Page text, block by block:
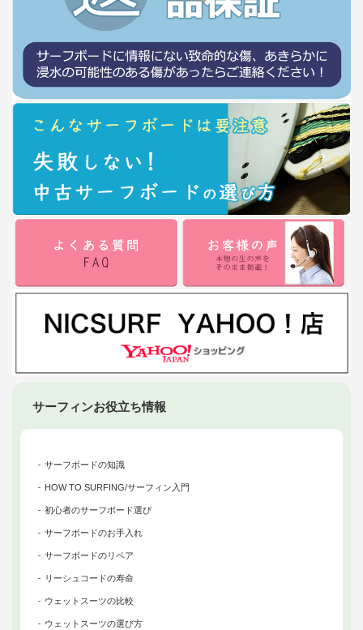
サーフィンお役立ち情報
サーフボードの知識
HOW TO SURFING/サーフィン入門
初心者のサーフボード選び
サーフボードのお手入れ
サーフボードのリペア
リーシュコードの寿命
ウェットスーツの比較
ウェットスーツの選び方